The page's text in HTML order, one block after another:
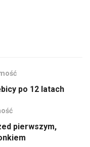
po 12 latach
pierwszym,